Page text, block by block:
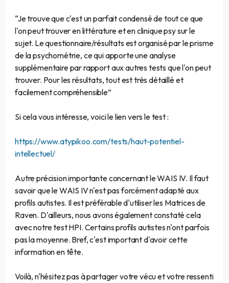
“Je trouve que c'est un parfait condensé de tout ce que
l'on peut trouver en littérature et en clinique psy sur le
sujet. Le questionnaire/résultats est organisé par le prisme
de la psychométrie, ce qui apporte une analyse
supplémentaire par rapport aux autres tests que l'on peut
trouver. Pour les résultats, tout est très détaillé et
facilement compréhensible”
Si cela vous intéresse, voici le lien vers le test :
https://www.atypikoo.com/tests/haut-potentiel-
intellectuel/
Autre précision importante concernant le WAIS IV. Il faut
savoir que le WAIS IV n'est pas forcément adapté aux
profils autistes. Il est préférable d'utiliser les Matrices de
Raven. D'ailleurs, nous avons également constaté cela
avec notre test HPI. Certains profils autistes n'ont parfois
pas la moyenne. Bref, c'est important d'avoir cette
information en tête.
Voilà, n'hésitez pas à partager votre vécu et votre ressenti